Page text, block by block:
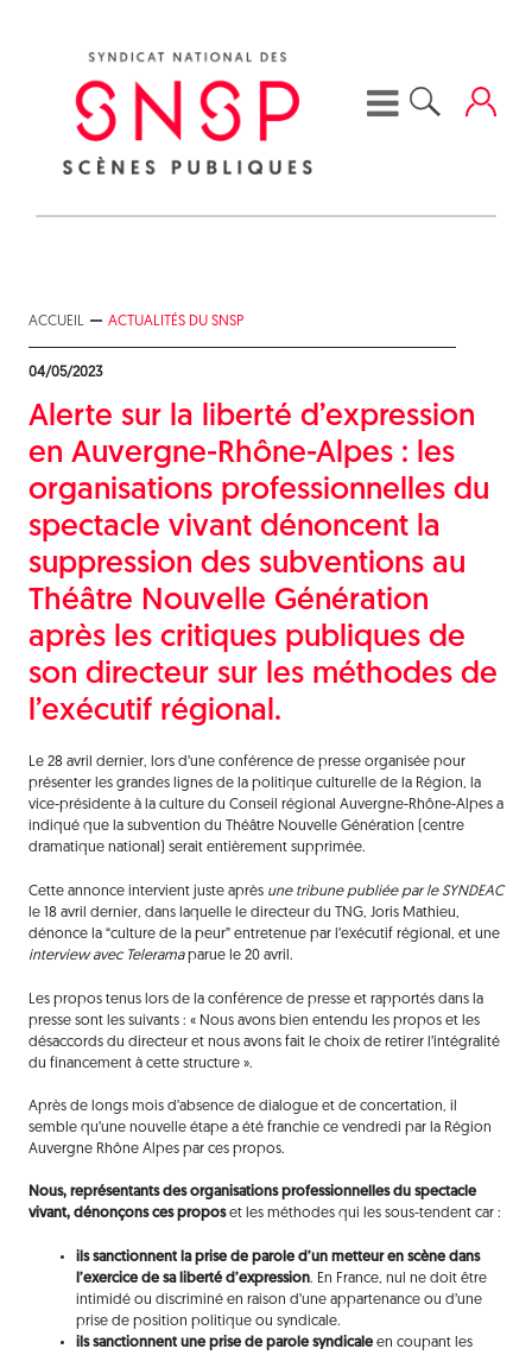
ACCUEIL ACTUALITÉS DU SNSP
04/05/2023
Alerte sur la liberté d’expression
en Auvergne-Rhône-Alpes : les
organisations professionnelles du
spectacle vivant dénoncent la
suppression des subventions au
Théâtre Nouvelle Génération
après les critiques publiques de
son directeur sur les méthodes de
l’exécutif régional.
Le 28 avril dernier, lors d’une conférence de presse organisée pour
présenter les grandes lignes de la politique culturelle de la Région, la
vice-présidente à la culture du Conseil régional Auvergne-Rhône-Alpes a
indiqué que la subvention du Théâtre Nouvelle Génération (centre
dramatique national) serait entièrement supprimée.
Cette annonce intervient juste après une tribune publiée par le SYNDEAC
le 18 avril dernier, dans laquelle le directeur du TNG, Joris Mathieu,
dénonce la “culture de la peur” entretenue par l’exécutif régional, et une
interview avec Teleramaparue le 20 avril.
Les propos tenus lors de la conférence de presse et rapportés dans la
presse sont les suivants : « Nous avons bien entendu les propos et les
désaccords du directeur et nous avons fait le choix de retirer l’intégralité
du financement à cette structure ».
Après de longs mois d’absence de dialogue et de concertation, il
semble qu’une nouvelle étape a été franchie ce vendredi par la Région
Auvergne Rhône Alpes par ces propos.
Nous, représentants des organisations professionnelles du spectacle
vivant, dénonçons ces proposet les méthodes qui les sous-tendent car :
ils sanctionnent la prise de parole d’un metteur en scène dans
l’exercice de sa liberté d’expression. En France, nul ne doit être
intimidé ou discriminé en raison d’une appartenance ou d’une
prise de position politique ou syndicale.
ils sanctionnent une prise de parole syndicaleen coupant les